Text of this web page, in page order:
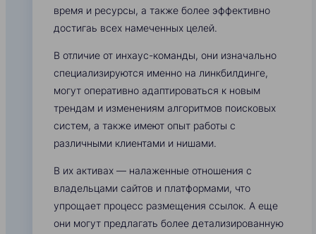
время и ресурсы, а также более эффективно
достигаь всех намеченных целей.
В отличие от инхаус-команды, они изначально
специализируются именно на линкбилдинге,
могут оперативно адаптироваться к новым
трендам и изменениям алгоритмов поисковых
систем, а также имеют опыт работы с
различными клиентами и нишами.
В их активах — налаженные отношения с
владельцами сайтов и платформами, что
упрощает процесс размещения ссылок. А еще
они могут предлагать более детализированную